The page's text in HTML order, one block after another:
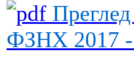
ФЗНХ 2017 -